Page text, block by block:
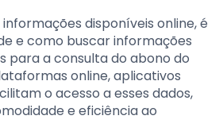
disponíveis online, é
e como buscar informações
para a consulta do abono do
online, aplicativos
o acesso a esses dados,
e eficiência ao